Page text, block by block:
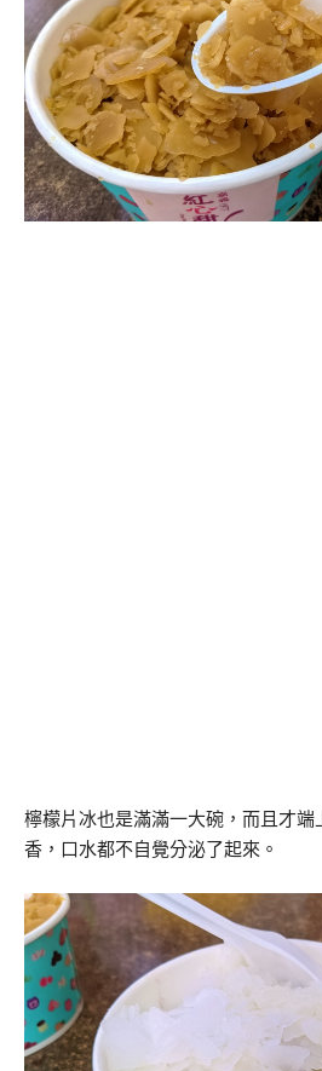
檸檬片冰也是滿滿一大碗，而且才
香，口水都不自覺分泌了起來。